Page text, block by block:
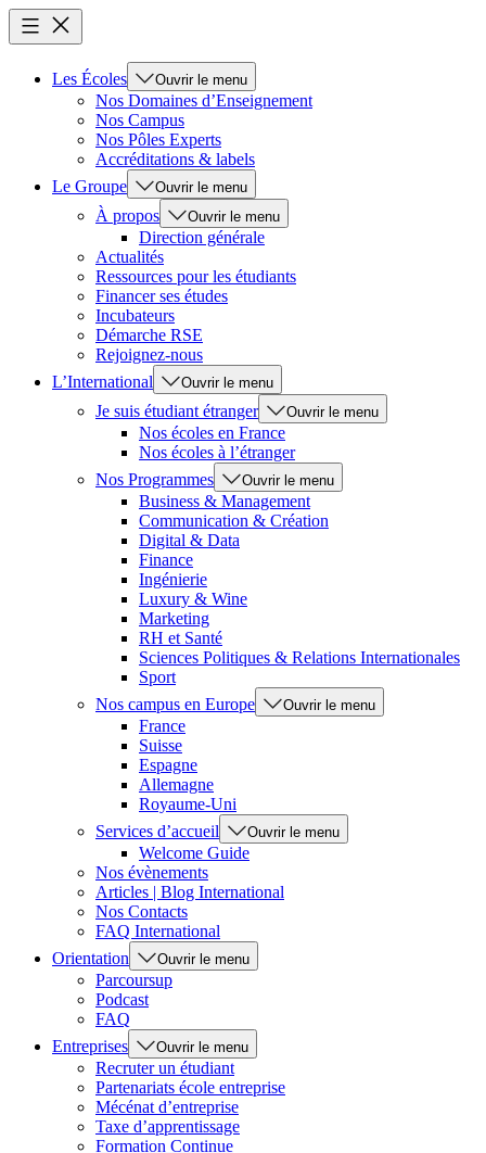
Les Écoles Ouvrir le menu
Nos Domaines d’Enseignement
Nos Campus
Nos Pôles Experts
Accréditations & labels
Le Groupe
Ouvrir le menu
À propos Ouvrir le menu
Direction générale
Actualités
Ressources pour les étudiants
Financer ses études
Incubateurs
Démarche RSE
Rejoignez-nous
L’International
Ouvrir le menu
Je suis étudiant étranger Ouvrir le menu
Nos écoles en France
Nos écoles à l’étranger
Nos Programmes
Ouvrir le menu
Business & Management
Communication & Création
Digital & Data
Finance
Ingénierie
Luxury & Wine
Marketing
RH et Santé
Sciences Politiques & Relations Internationales
Sport
Nos campus en Europe
Ouvrir le menu
France
Suisse
Espagne
Allemagne
Royaume-Uni
Services d’accueil
Ouvrir le menu
Welcome Guide
Nos évènements
Articles | Blog International
Nos Contacts
FAQ International
Orientation
Ouvrir le menu
Parcoursup
Podcast
FAQ
Entreprises
Ouvrir le menu
Recruter un étudiant
Partenariats école entreprise
Mécénat d’entreprise
Taxe d’apprentissage
Formation Continue